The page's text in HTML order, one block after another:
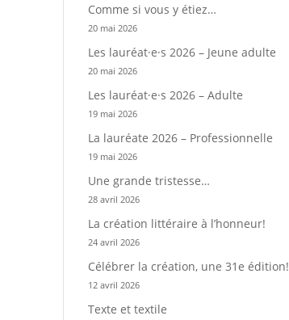
Comme si vous y étiez…
20 mai 2026
Les lauréat·e·s 2026 – Jeune adulte
20 mai 2026
Les lauréat·e·s 2026 – Adulte
19 mai 2026
La lauréate 2026 – Professionnelle
19 mai 2026
Une grande tristesse…
28 avril 2026
La création littéraire à l’honneur!
24 avril 2026
Célébrer la création, une 31e édition!
12 avril 2026
Texte et textile